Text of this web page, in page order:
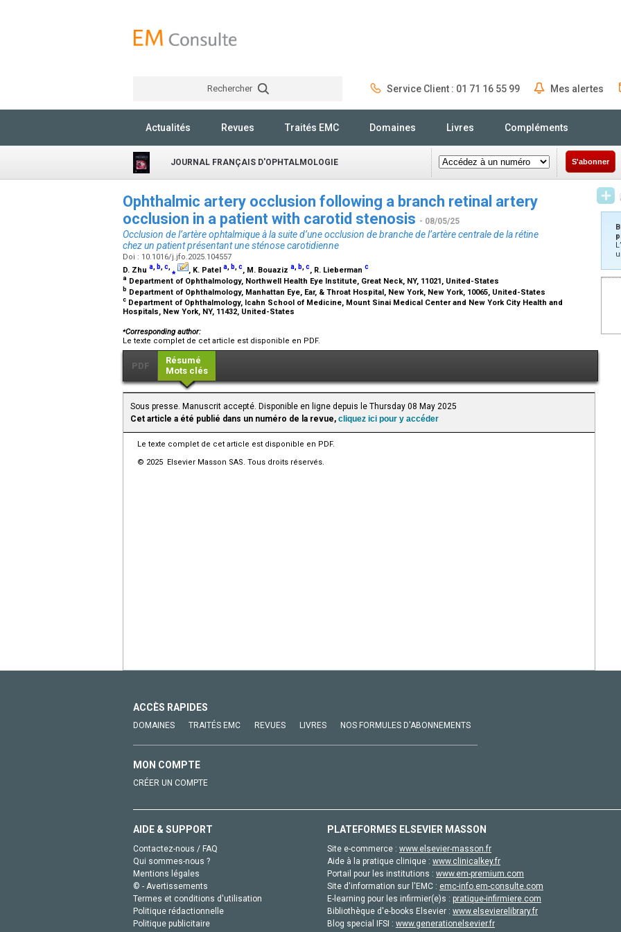
Rechercher Service Client : 01 71 16 55 99 Mes alertes
Actualités Revues Traités EMC Domaines Livres Compléments
JOURNAL FRANÇAIS D'OPHTALMOLOGIE S'abonner
Ophthalmic artery occlusion following a branch retinal artery
occlusion in a patient with carotid stenosis - 08/05/25
Occlusion de l’artère ophtalmique à la suite d’une occlusion de branche de l’artère centrale de la rétine
chez un patient présentant une sténose carotidienne
Doi : 10.1016/j.jfo.2025.104557
D. Zhu a, b,c,⁎ , K. Patel a, b,c, M. Bouaziz a, b,c, R. Lieberman c
a Department of Ophthalmology, Northwell Health Eye Institute, Great Neck, NY, 11021, United-States
b Department of Ophthalmology, Manhattan Eye, Ear, & Throat Hospital, New York, New York, 10065, United-States
c Department of Ophthalmology, Icahn School of Medicine, Mount Sinai Medical Center and New York City Health and
Hospitals, New York, NY, 11432, United-States
⁎Corresponding author:
Le texte complet de cet article est disponible en PDF.
PDF
Résumé
Mots clés
Sous presse. Manuscrit accepté. Disponible en ligne depuis le Thursday 08 May 2025
Cet article a été publié dans un numéro de la revue, cliquez ici pour y accéder
Le texte complet de cet article est disponible en PDF.
© 2025 Elsevier Masson SAS. Tous droits réservés.
ACCÈS RAPIDES
DOMAINES TRAITÉS EMC REVUES LIVRES NOS FORMULES D'ABONNEMENTS
MON COMPTE
CRÉER UN COMPTE
AIDE & SUPPORT
Contactez-nous / FAQ
Qui sommes-nous ?
Mentions légales
© - Avertissements
Termes et conditions d'utilisation
Politique rédactionnelle
Politique publicitaire
PLATEFORMES ELSEVIER MASSON
Site e-commerce : www.elsevier-masson.fr
Aide à la pratique clinique : www.clinicalkey.fr
Portail pour les institutions : www.em-premium.com
Site d'information sur l'EMC : emc-info.em-consulte.com
E-learning pour les infirmier(e)s : pratique-infirmiere.com
Bibliothèque d'e-books Elsevier : www.elsevierelibrary.fr
Blog special IFSI : www.generationelsevier.fr